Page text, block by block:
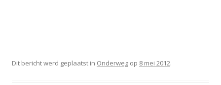
Dit bericht werd geplaatst in Onderweg op 8 mei 2012.